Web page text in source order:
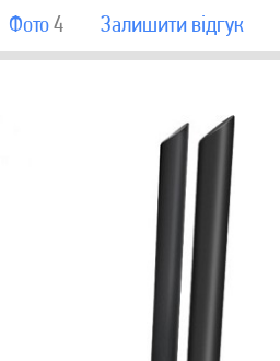
Фото4 Залишити вiдгук